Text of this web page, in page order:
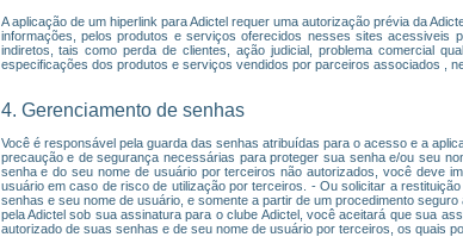
A aplicação de um hiperlink para Adictel requer uma autorização prévia da
informações, pelos produtos e serviços oferecidos nesses sites acessiveis
indiretos, tais como perda de clientes, ação judicial, problema comercial
especificações dos produtos e serviços vendidos por parceiros associados ,
4. Gerenciamento de senhas
Você é responsável pela guarda das senhas atribuídas para o acesso e a
precaução e de segurança necessárias para proteger sua senha e/ou seu
senha e do seu nome de usuário por terceiros não autorizados, você deve
usuário em caso de risco de utilização por terceiros. - Ou solicitar a
senhas e seu nome de usuário, e somente a partir de um procedimento
pela Adictel sob sua assinatura para o clube Adictel, você aceitará que sua
autorizado de suas senhas e de seu nome de usuário por terceiros, os quais